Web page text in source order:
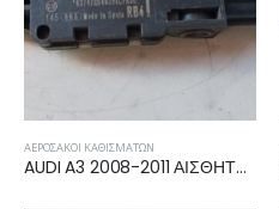
ΑΕΡΌΣΑΚΟΙ ΚΑΘΙΣΜΆΤΩΝ
AUDI A3 2008-2011 ΑΙΣΘΗΤΗΡΑΣ ΚΡΟΥΣΗΣ AIRBAG 8J0959651